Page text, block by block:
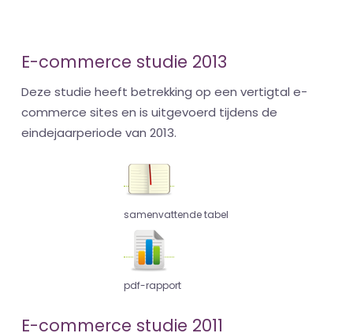
E-commerce studie 2013
Deze studie heeft betrekking op een vertigtal e-
commerce sites en is uitgevoerd tijdens de
eindejaarperiode van 2013.
samenvattende tabel
pdf-rapport
E-commerce studie 2011